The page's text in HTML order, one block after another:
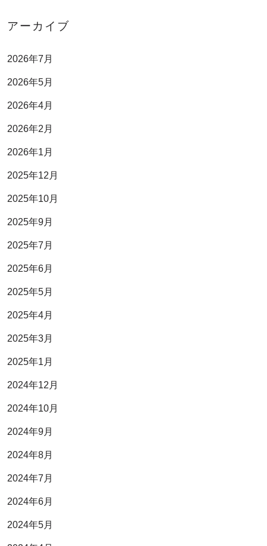
アーカイブ
2026年7月
2026年5月
2026年4月
2026年2月
2026年1月
2025年12月
2025年10月
2025年9月
2025年7月
2025年6月
2025年5月
2025年4月
2025年3月
2025年1月
2024年12月
2024年10月
2024年9月
2024年8月
2024年7月
2024年6月
2024年5月